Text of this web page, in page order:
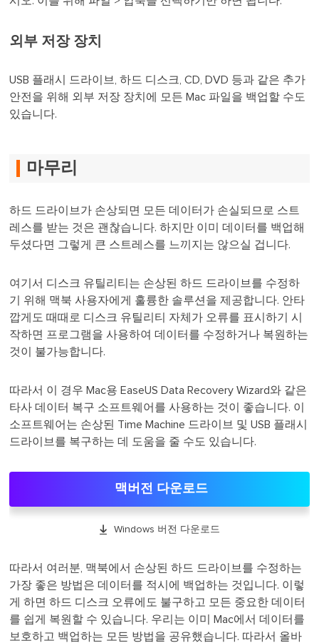
외부 저장 장치
USB 플래시 드라이브, 하드 디스크, CD, DVD 등과 같은 추가
안전을 위해 외부 저장 장치에 모든 Mac 파일을 백업할 수도
있습니다.
마무리
하드 드라이브가 손상되면 모든 데이터가 손실되므로 스트
레스를 받는 것은 괜찮습니다. 하지만 이미 데이터를 백업해
두셨다면 그렇게 큰 스트레스를 느끼지는 않으실 겁니다.
여기서 디스크 유틸리티는 손상된 하드 드라이브를 수정하
기 위해 맥북 사용자에게 훌륭한 솔루션을 제공합니다. 안타
깝게도 때때로 디스크 유틸리티 자체가 오류를 표시하기 시
작하면 프로그램을 사용하여 데이터를 수정하거나 복원하는
것이 불가능합니다.
따라서 이 경우 Mac용 EaseUS Data Recovery Wizard와 같은
타사 데이터 복구 소프트웨어를 사용하는 것이 좋습니다. 이
소프트웨어는 손상된 Time Machine 드라이브 및 USB 플래시
드라이브를 복구하는 데 도움을 줄 수도 있습니다.
맥버전 다운로드
 Windows 버전 다운로드
따라서 여러분, 맥북에서 손상된 하드 드라이브를 수정하는
가장 좋은 방법은 데이터를 적시에 백업하는 것입니다. 이렇
게 하면 하드 디스크 오류에도 불구하고 모든 중요한 데이터
를 쉽게 복원할 수 있습니다. 우리는 이미 Mac에서 데이터를
보호하고 백업하는 모든 방법을 공유했습니다. 따라서 올바